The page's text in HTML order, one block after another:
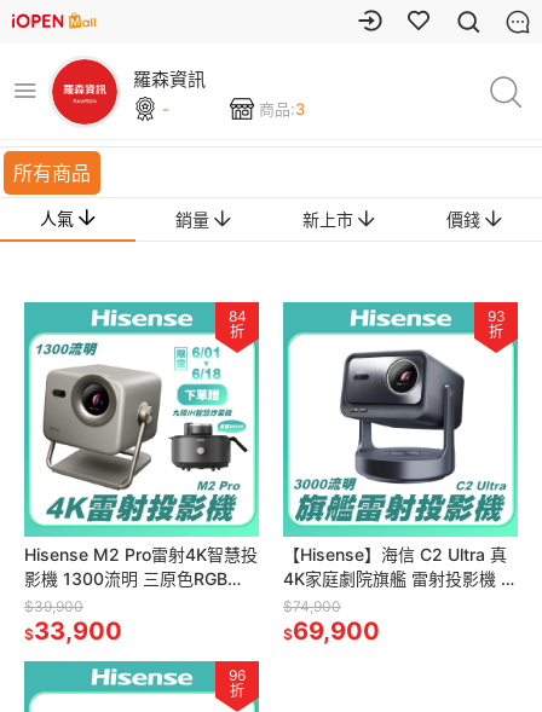
羅森資訊
- 商品:3
所有商品
人氣 銷量 新上市 價錢
84
折
Hisense M2 Pro雷射4K智慧投
影機 1300流明 三原色RGB
Dolby Vision
$39,900
$33,900
93
折
【Hisense】海信 C2 Ultra 真
4K家庭劇院旗艦 雷射投影機 劇
院奇機 RGB 三雷射技術 3000
流明
$74,900
$69,900
96
折